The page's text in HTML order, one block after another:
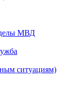
МВД
ситуациям)